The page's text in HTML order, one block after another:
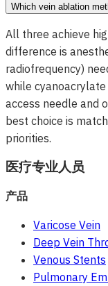
Which vein ablation
All three achieve
difference is
radiofrequency)
while
access needle and
best choice is
priorities.
医疗专业人员
产品
Varicose Vein
Deep Vein
Venous Stents
Pulmonary